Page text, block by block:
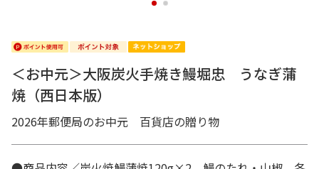
1 2
＜お中元＞大阪炭火手焼き鰻堀忠 うなぎ蒲
焼（西日本版）
2026年郵便局のお中元 百貨店の贈り物